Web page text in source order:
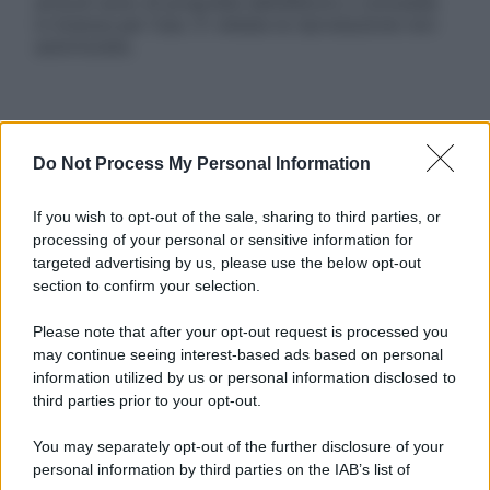
Do Not Process My Personal Information
If you wish to opt-out of the sale, sharing to third parties, or
processing of your personal or sensitive information for
targeted advertising by us, please use the below opt-out
section to confirm your selection.
Please note that after your opt-out request is processed you
may continue seeing interest-based ads based on personal
information utilized by us or personal information disclosed to
third parties prior to your opt-out.
You may separately opt-out of the further disclosure of your
personal information by third parties on the IAB’s list of
Privacy Policy
Note Legali
Preferenze Privacy